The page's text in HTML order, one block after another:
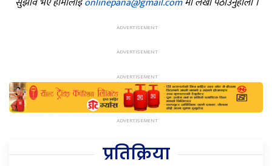
प्रतिक्रिया